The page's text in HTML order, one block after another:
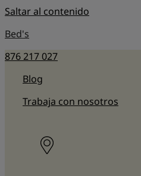
Saltar al contenido
Bed's
876 217 027
Blog
Trabaja con nosotros